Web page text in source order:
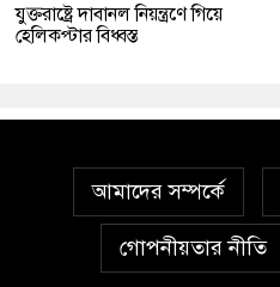
যুক্তরাষ্ট্রে দাবানল নিয়ন্ত্রণে গিয়ে
হেলিকপ্টার বিধ্বস্ত
আমাদের সম্পর্কে
গোপনীয়তার নীতি